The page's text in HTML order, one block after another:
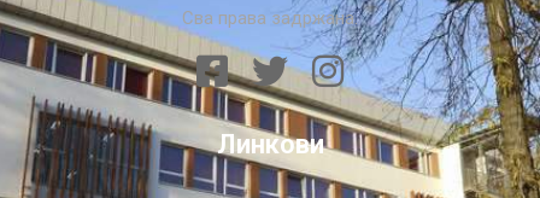
Сва права задржана.
Линкови